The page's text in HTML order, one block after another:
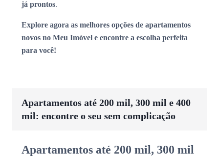
já prontos.
Explore agora as melhores opções de apartamentos
novos no Meu Imóvel e encontre a escolha perfeita
para você!
Apartamentos até 200 mil, 300 mil e 400
mil: encontre o seu sem complicação
Apartamentos até 200 mil, 300 mil